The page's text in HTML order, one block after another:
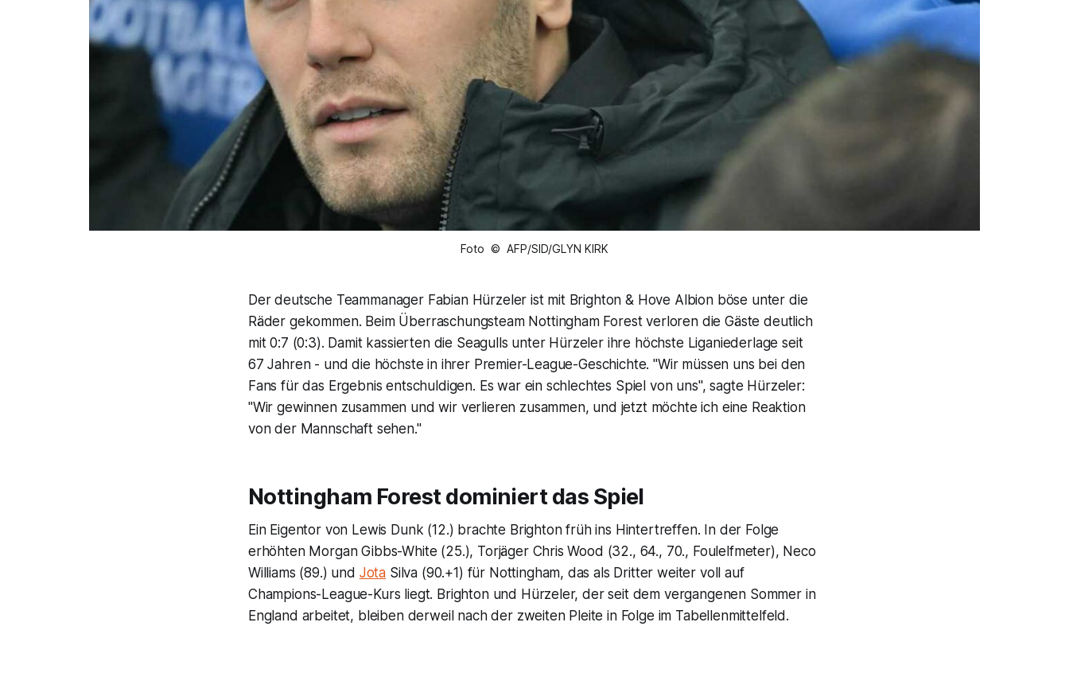
Foto © AFP/SID/GLYN KIRK
Der deutsche Teammanager Fabian Hürzeler ist mit Brighton & Hove Albion böse unter die
Räder gekommen. Beim Überraschungsteam Nottingham Forest verloren die Gäste deutlich
mit 0:7 (0:3). Damit kassierten die Seagulls unter Hürzeler ihre höchste Liganiederlage seit
67 Jahren - und die höchste in ihrer Premier-League-Geschichte. "Wir müssen uns bei den
Fans für das Ergebnis entschuldigen. Es war ein schlechtes Spiel von uns", sagte Hürzeler:
"Wir gewinnen zusammen und wir verlieren zusammen, und jetzt möchte ich eine Reaktion
von der Mannschaft sehen."
Nottingham Forest dominiert das Spiel
Ein Eigentor von Lewis Dunk (12.) brachte Brighton früh ins Hintertreffen. In der Folge
erhöhten Morgan Gibbs-White (25.), Torjäger Chris Wood (32., 64., 70., Foulelfmeter), Neco
Williams (89.) und Jota Silva (90.+1) für Nottingham, das als Dritter weiter voll auf
Champions-League-Kurs liegt. Brighton und Hürzeler, der seit dem vergangenen Sommer in
England arbeitet, bleiben derweil nach der zweiten Pleite in Folge im Tabellenmittelfeld.